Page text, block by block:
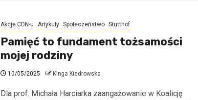
Akcje CDN-u Artykuły Społeczeństwo Stutthof
Pamięć to fundament tożsamości
mojej rodziny
10/05/2025 Kinga Kiedrowska
Dla prof. Michała Harciarka zaangażowanie w Koalicję